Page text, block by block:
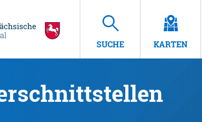
SUCHE KARTEN